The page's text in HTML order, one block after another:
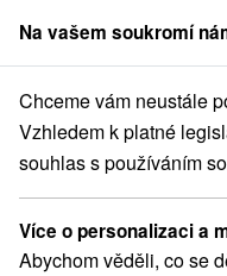
člen skupinySorger
Žilinský kraj Liptovská
Chalupa Ivan
Liptovská Kokava
Na vašem soukromí
Chceme vám neustále
Vzhledem k platné
souhlas s používáním
Více o personalizaci a
Abychom věděli, co se